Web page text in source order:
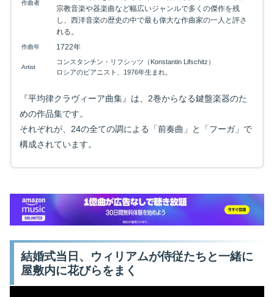
作曲者
宗教音楽や器楽曲など幅広いジャンルで多くの傑作を残
し、西洋音楽の歴史の中で最も偉大な作曲家の一人と評さ
れる。
作曲年 1722年
Artist
コンスタンチン・リフシッツ（Konstantin Lifschitz）
ロシアのピアニスト、1976年生まれ。
『平均律クラヴィーア曲集』は、2巻からなる鍵盤楽器のた
めの作品集です。
それぞれが、24の全ての調による「前奏曲」と「フーガ」で
構成されています。
結婚式当日、ウィリアムが侍従たちと一緒に
屋敷内に花びらをまく